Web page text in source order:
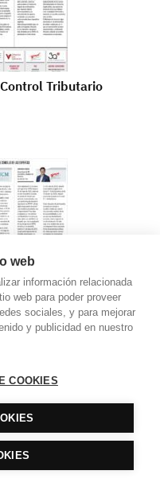
Tributario
laborales 2021
web
información relacionada
web para poder proveer
sociales, y para mejorar
y publicidad en nuestro
COOKIES